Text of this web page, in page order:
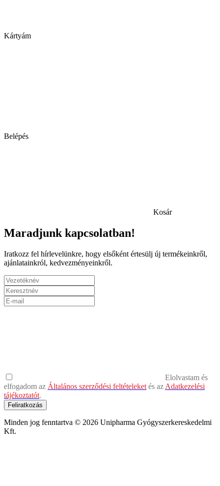
Kártyám
Belépés
Kosár
Maradjunk kapcsolatban!
Iratkozz fel hírlevelünkre, hogy elsőként értesülj új termékeinkről,
ajánlatainkról, kedvezményeinkről.
Elolvastam és
elfogadom az Általános szerződési feltételeket és az Adatkezelési
tájékoztatót.
Feliratkozás
Minden jog fenntartva © 2026 Unipharma Gyógyszerkereskedelmi
Kft.